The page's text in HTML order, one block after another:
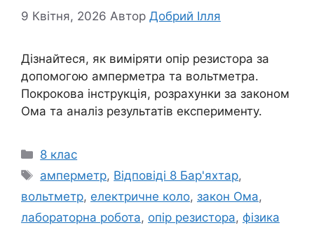
9 Квітня, 2026 Автор Добрий Ілля
Дізнайтеся, як виміряти опір резистора за
допомогою амперметра та вольтметра.
Покрокова інструкція, розрахунки за законом
Ома та аналіз результатів експерименту.
Категорії
8 клас
Позначки
амперметр, Відповіді 8 Бар'яхтар,
вольтметр, електричне коло, закон Ома,
лабораторна робота, опір резистора, фізика